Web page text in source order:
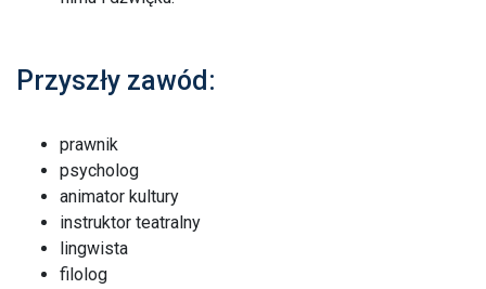
Przyszły zawód:
prawnik
psycholog
animator kultury
instruktor teatralny
lingwista
filolog